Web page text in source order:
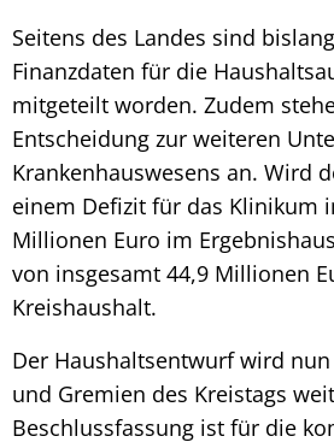
Seitens des Landes sind
Finanzdaten für die
mitgeteilt worden. Zudem
Entscheidung zur weiteren
Krankenhauswesens an. Wird
einem Defizit für das Klinikum
Millionen Euro im
von insgesamt 44,9 Millionen
Kreishaushalt.
Der Haushaltsentwurf wird
und Gremien des Kreistags
Beschlussfassung ist für die